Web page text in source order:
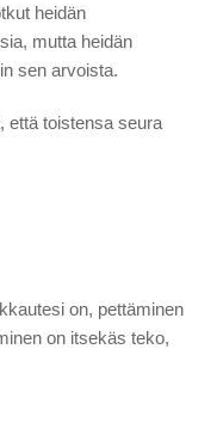
heidän
mutta heidän
sen arvoista.
että toistensa seura
on, pettäminen
on itsekäs teko,